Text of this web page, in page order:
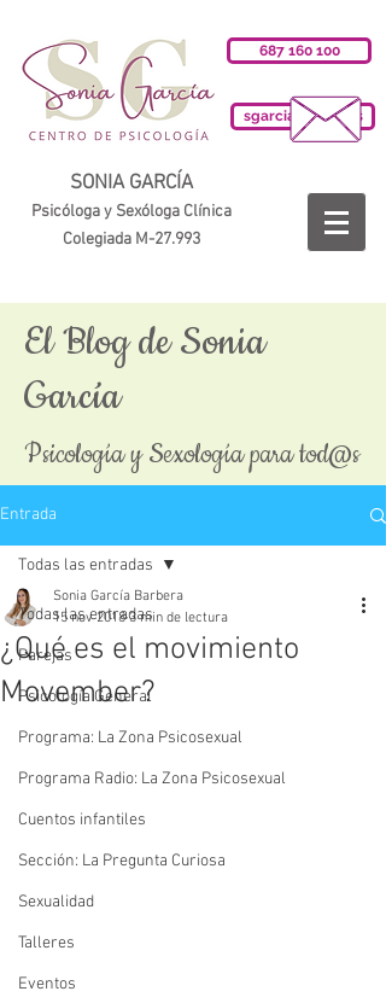
687 160 100
sgarciab@cop.es
SONIA GARCÍA
Psicóloga y Sexóloga Clínica
Colegiada M-27.993
El Blog de Sonia
García
Psicología y Sexología para tod@s
Entrada
Todas las entradas
Parejas
Psicología General
Programa: La Zona Psicosexual
Programa Radio: La Zona Psicosexual
Cuentos infantiles
Sección: La Pregunta Curiosa
Sexualidad
Talleres
Eventos
Todas las entradas
¿Qué es el movimiento
Movember?
Sonia García Barbera
15 nov 2018 3 min de lectura